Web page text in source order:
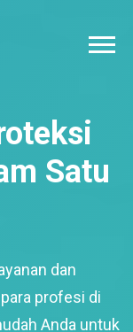
Satu
dan
profesi di
Anda untuk